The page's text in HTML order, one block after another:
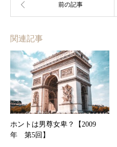
関連記事
ホントは男尊女卑？【2009
年 第5回】